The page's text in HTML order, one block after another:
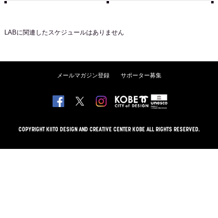
LABに関連したスケジュールはありません
メールマガジン登録 サポーター募集
COPYRIGHT KIITO DESIGN AND CREATIVE CENTER KOBE ALL RIGHTS RESERVED.